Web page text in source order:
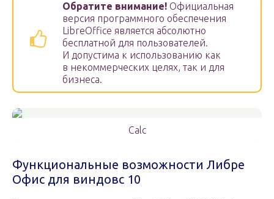
Обратите внимание! Официальная
версия программного обеспечения
LibreOffice является абсолютно
бесплатной для пользователей.
И допустима к использованию как
в некоммерческих целях, так и для
бизнеса.
Calc
Функциональные возможности Либре
Офис для виндовс 10